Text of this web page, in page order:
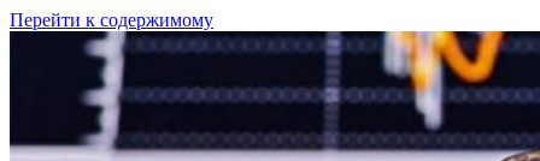
Перейти к содержимому